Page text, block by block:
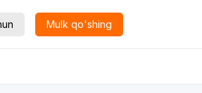
Mulk qo'shing